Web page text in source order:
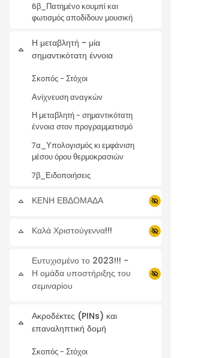
6β_Πατημένο κουμπί και
φωτισμός αποδίδουν μουσική
Σύμπτυξη
Η μεταβλητή - μία
σημαντικότατη έννοια
Σκοπός - Στόχοι
Ανίχνευση αναγκών
Η μεταβλητή - σημαντικότατη
έννοια στον προγραμματισμό
7α_Υπολογισμός κι εμφάνιση
μέσου όρου θερμοκρασιών
7β_Ειδοποιήσεις
Σύμπτυξη
ΚΕΝΗ ΕΒΔΟΜΑΔΑ
Σύμπτυξη
Καλά Χριστούγεννα!!!
Σύμπτυξη
Ευτυχισμένο το 2023!!! -
Η ομάδα υποστήριξης του
σεμιναρίου
Σύμπτυξη
Ακροδέκτες (PINs) και
επαναληπτική δομή
Σκοπός - Στόχοι